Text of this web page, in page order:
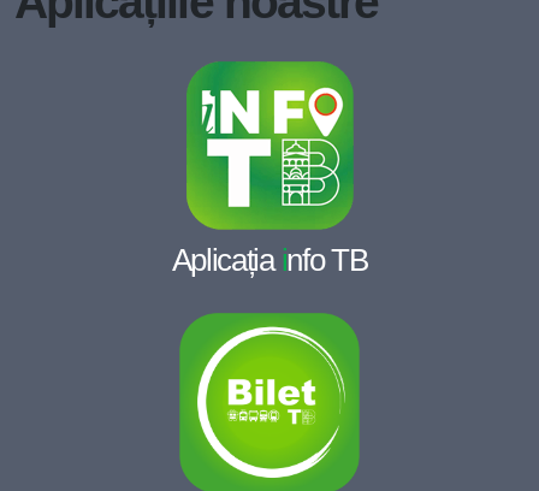
Aplicația info TB